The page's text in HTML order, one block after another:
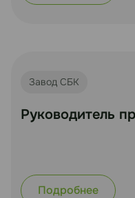
Завод СБК
Руководитель
Подробнее